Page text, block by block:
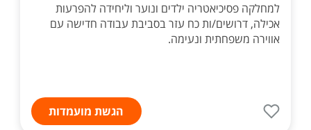
למחלקה פסיכיאטריה ילדים ונוער וליחידה להפרעות
אכילה, דרושים/ות כח עזר בסביבת עבודה חדישה עם
אווירה משפחתית ונעימה.
הגשת מועמדות